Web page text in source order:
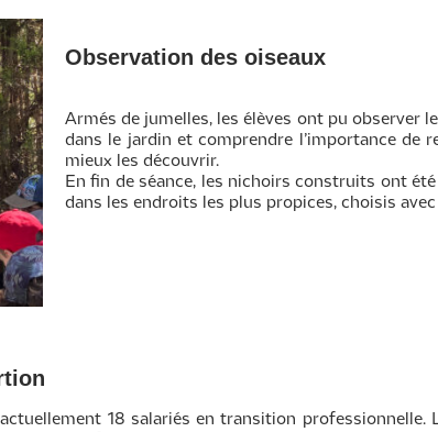
Observation des oiseaux
Armés de jumelles, les élèves ont pu observer
dans le jardin et comprendre l’importance de
mieux les découvrir.
En fin de séance, les nichoirs construits ont
dans les endroits les plus propices, choisis avec
18 salariés en transition professionnelle.